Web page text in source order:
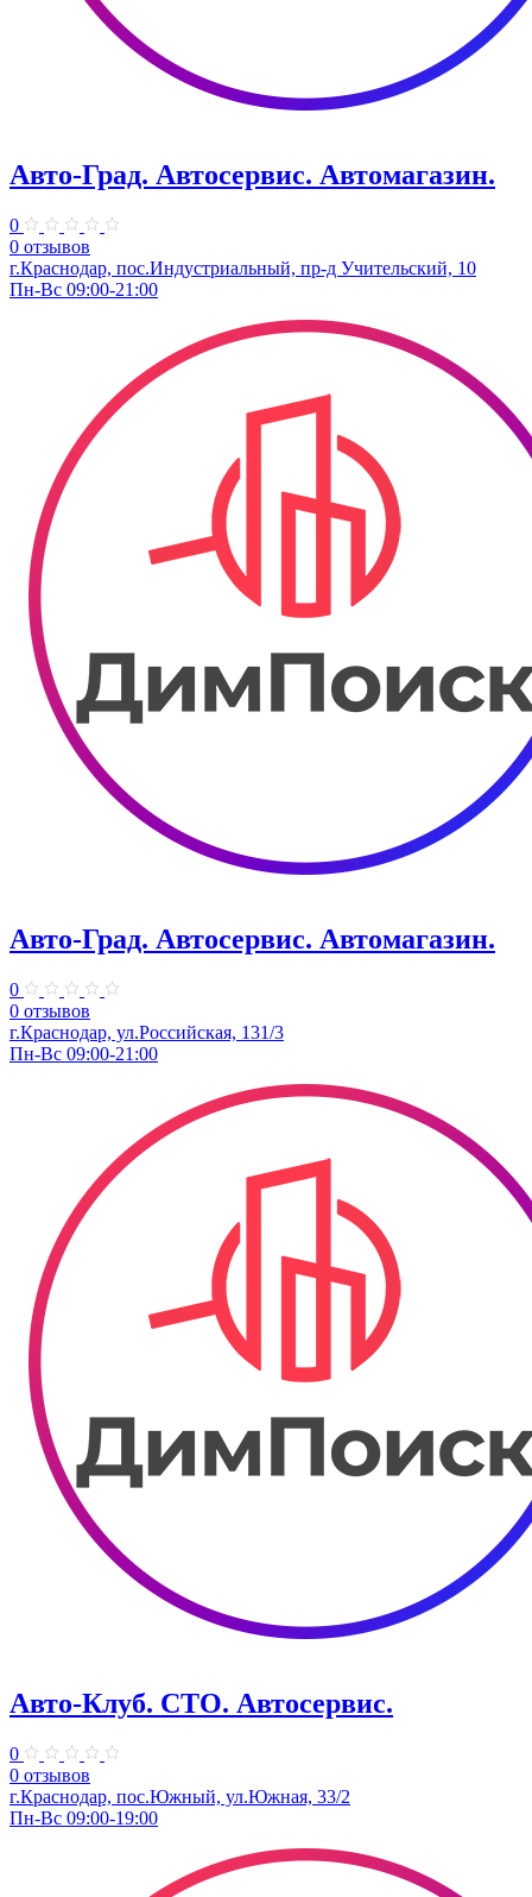
Авто-Град. Автосервис. Автомагазин.
0
0 отзывов
г.Краснодар, пос.Индустриальный, пр-д Учительский, 10
Пн-Вс 09:00-21:00
Авто-Град. Автосервис. Автомагазин.
0
0 отзывов
г.Краснодар, ул.Российская, 131/3
Пн-Вс 09:00-21:00
Авто-Клуб. СТО. Автосервис.
0
0 отзывов
г.Краснодар, пос.Южный, ул.Южная, 33/2
Пн-Вс 09:00-19:00